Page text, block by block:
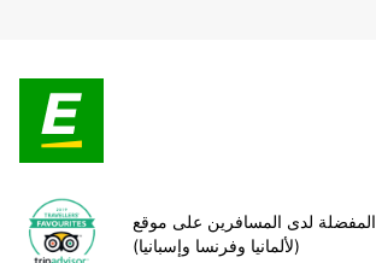
المفضلة لدى المسافرين على موقع TripAdvisor
(لألمانيا وفرنسا وإسبانيا)